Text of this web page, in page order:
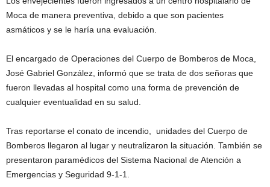
Moca de manera preventiva, debido a que son pacientes
asmáticos y se le haría una evaluación.
El encargado de Operaciones del Cuerpo de Bomberos de Moca,
José Gabriel González, informó que se trata de dos señoras que
fueron llevadas al hospital como una forma de prevención de
cualquier eventualidad en su salud.
Tras reportarse el conato de incendio, unidades del Cuerpo de
Bomberos llegaron al lugar y neutralizaron la situación. También se
presentaron paramédicos del Sistema Nacional de Atención a
Emergencias y Seguridad 9-1-1.